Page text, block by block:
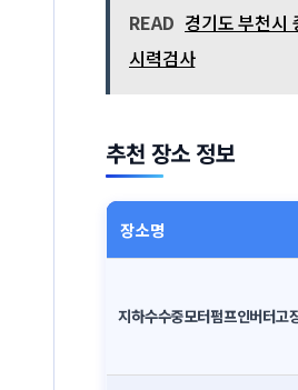
READ 경기도 부천시
시력검사
추천 장소 정보
장소명
지하수수중모터펌프인버터고